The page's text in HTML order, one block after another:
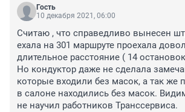
Гость
10 декабря 2021, 06:00
Считаю , что справедливо вынесен
ехала на 301 маршруте проехала
длительное расстояние ( 14
Но кондуктор даже не сделала
которые входили без масок, а так же
в салоне находились без масок.
не научил работников Транссервиса.